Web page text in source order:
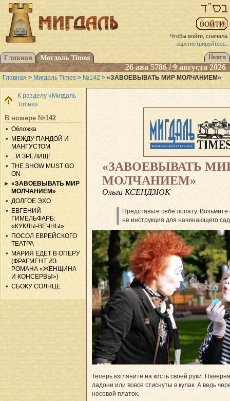
Чтобы войти, сначала
зарегистрируйтесь.
26 ава 5786 / 9 августа 2026
Главная > Мигдаль Times > №142 > «ЗАВОЕВЫВАТЬ МИР МОЛЧАНИЕМ»
К разделу «Мигдаль
Times»
В номере №142
Обложка
МЕЖДУ ПАНДОЙ И
МАНГУСТОМ
...И ЗРЕЛИЩ!
THE SHOW MUST GO
ON
«ЗАВОЕВЫВАТЬ МИР
МОЛЧАНИЕМ»
ДОЛГОЕ ЭХО
ЕВГЕНИЙ
ГИМЕЛЬФАРБ:
«КУКЛЫ-ВЕЧНЫ»
ПОСОЛ ЕВРЕЙСКОГО
ТЕАТРА
МАРИЯ ЕДЕТ В ОПЕРУ
(ФРАГМЕНТ ИЗ
РОМАНА «ЖЕНЩИНА
И КОНСЕРВЫ»)
СБОКУ СОЛНЦЕ
«ЗАВОЕВЫВАТЬ
МОЛЧАНИЕМ»
Ольга КСЕНДЗЮК
Представьте себе лопату.
не инструкция для начинающего
Теперь взгляните на кисть своей руки.
ладони или вовсе стиснуты в кулак. А ведь
носовой платок.